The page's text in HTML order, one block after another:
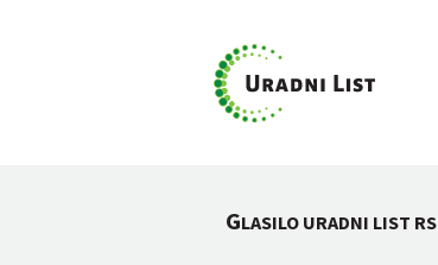
GLASILO URADNI LIST RS